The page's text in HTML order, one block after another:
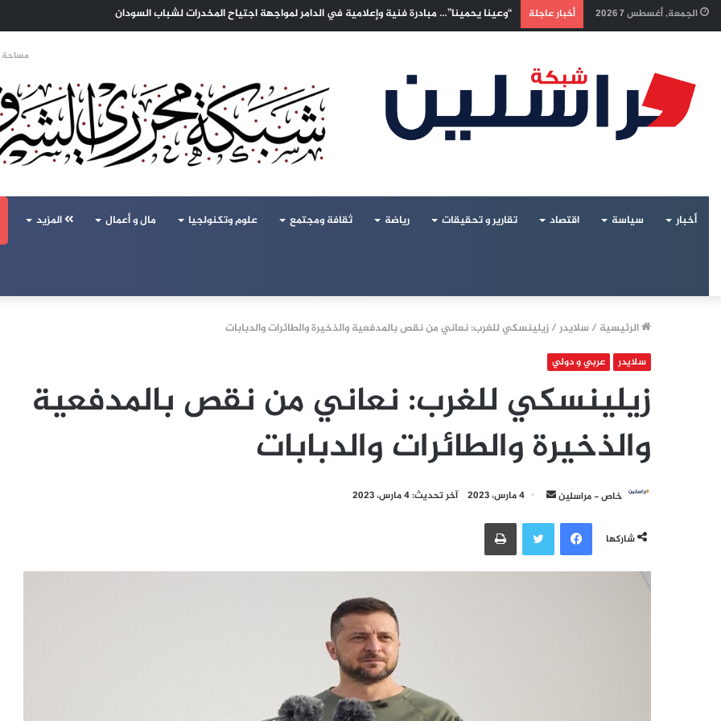
الجمعة, أغسطس 7 2026 أخبار عاجلة إسرائيليون غادروا بلا رجعة: اخترنا الهجرة لنعيش بلا خوف
مساحة
أخبار سياسة اقتصاد تقارير و تحقيقات رياضة ثقافة ومجتمع علوم وتكنولجيا مال و أعمال المزيد
الرئيسية / سلايدر/زيلينسكي للغرب: نعاني من نقص بالمدفعية والذخيرة والطائرات والدبابات
سلايدر عربي و دولي
زيلينسكي للغرب: نعاني من نقص بالمدفعية
والذخيرة والطائرات والدبابات
خاص - مراسلين
أرسل
إلكترونيا
4 مارس، 2023 آخر تحديث: 4 مارس، 2023
شاركها
فيسبوكتويتر طباعة